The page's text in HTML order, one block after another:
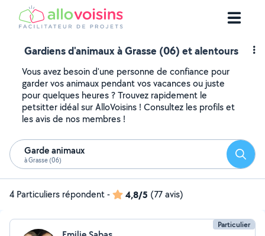
Gardiens d'animaux à Grasse (06) et alentours
Vous avez besoin d'une personne de confiance pour
garder vos animaux pendant vos vacances ou juste
pour quelques heures ? Trouvez rapidement le
petsitter idéal sur AlloVoisins ! Consultez les profils et
les avis de nos membres !
Garde animaux
à Grasse (06)
4 Particuliers répondent- 4,8/5 (77 avis)
Particulier